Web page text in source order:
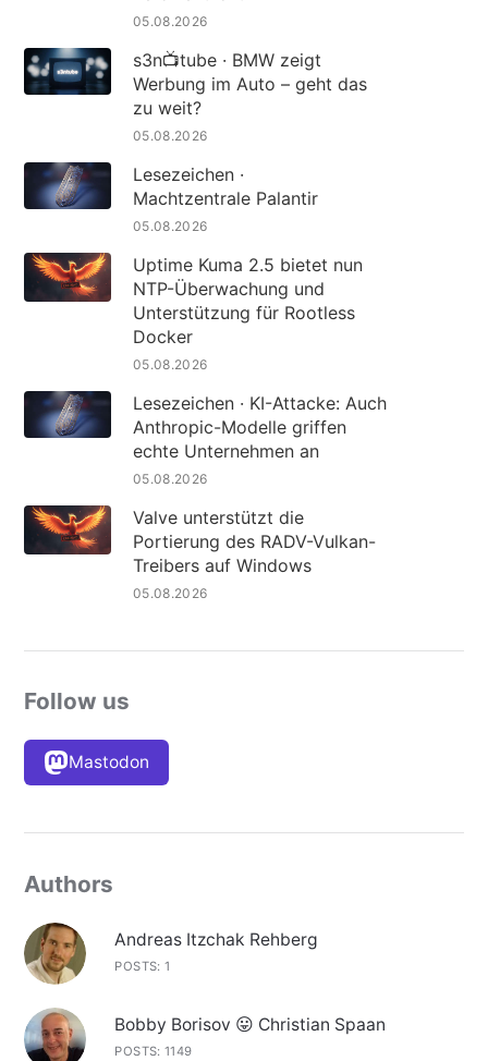
05.08.2026
s3n📺tube · BMW zeigt
Werbung im Auto – geht das
zu weit?
05.08.2026
Lesezeichen ·
Machtzentrale Palantir
05.08.2026
Uptime Kuma 2.5 bietet nun
NTP-Überwachung und
Unterstützung für Rootless
Docker
05.08.2026
Lesezeichen · KI-Attacke: Auch
Anthropic-Modelle griffen
echte Unternehmen an
05.08.2026
Valve unterstützt die
Portierung des RADV-Vulkan-
Treibers auf Windows
05.08.2026
Follow us
Mastodon
Authors
Andreas Itzchak Rehberg
POSTS: 1
Bobby Borisov 😛 Christian Spaan
POSTS: 1149